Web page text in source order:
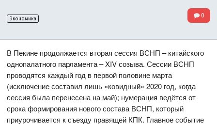
Экономика 0
В Пекине продолжается вторая сессия ВСНП – китайского
однопалатного парламента – XIV созыва. Сессии ВСНП
проводятся каждый год в первой половине марта
(исключение составил лишь «ковидный» 2020 год, когда
сессия была перенесена на май); нумерация ведётся от
срока формирования нового состава ВСНП, который
приурочивается к съезду правящей КПК. Главное событие